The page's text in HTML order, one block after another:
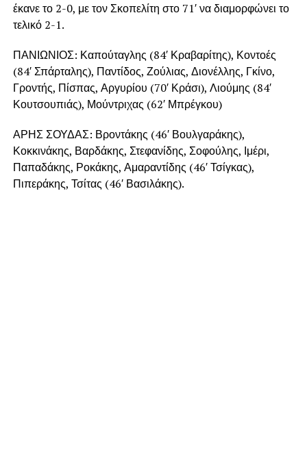
έκανε το 2-0, με τον Σκοπελίτη στο 71′ να διαμορφώνει το
τελικό 2-1.
ΠΑΝΙΩΝΙΟΣ: Καπούταγλης (84′ Κραβαρίτης), Κοντοές
(84′ Σπάρταλης), Παντίδος, Ζούλιας, Διονέλλης, Γκίνο,
Γροντής, Πίσπας, Αργυρίου (70′ Κράσι), Λιούμης (84′
Κουτσουπιάς), Μούντριχας (62′ Μπρέγκου)
ΑΡΗΣ ΣΟΥΔΑΣ: Βροντάκης (46′ Βουλγαράκης),
Κοκκινάκης, Βαρδάκης, Στεφανίδης, Σοφούλης, Ιμέρι,
Παπαδάκης, Ροκάκης, Αμαραντίδης (46′ Τσίγκας),
Πιπεράκης, Τσίτας (46′ Βασιλάκης).